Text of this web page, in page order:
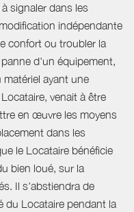
signaler dans les
indépendante
confort ou troubler la
d'un équipement,
ayant une
venait à être
en œuvre les moyens
dans les
le Locataire bénéficie
bien loué, sur la
Il s'abstiendra de
du Locataire pendant la